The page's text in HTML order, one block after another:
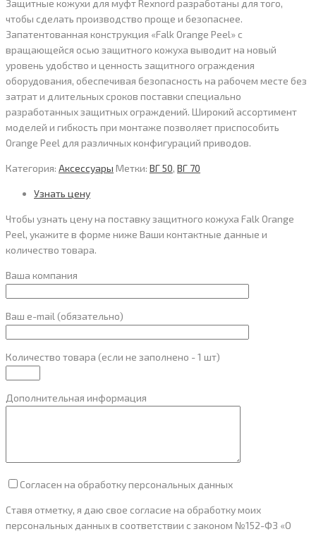
Защитные кожухи для муфт Rexnord разработаны для того,
чтобы сделать производство проще и безопаснее.
Запатентованная конструкция «Falk Orange Peel» с
вращающейся осью защитного кожуха выводит на новый
уровень удобство и ценность защитного ограждения
оборудования, обеспечивая безопасность на рабочем месте без
затрат и длительных сроков поставки специально
разработанных защитных ограждений. Широкий ассортимент
моделей и гибкость при монтаже позволяет приспособить
Orange Peel для различных конфигураций приводов.
Категория: Аксессуары Метки: ВГ 50, ВГ 70
Узнать цену
Чтобы узнать цену на поставку защитного кожуха Falk Orange
Peel, укажите в форме ниже Ваши контактные данные и
количество товара.
Ваша компания
Ваш e-mail (обязательно)
Количество товара (если не заполнено - 1 шт)
Дополнительная информация
Согласен на обработку персональных данных
Ставя отметку, я даю свое согласие на обработку моих
персональных данных в соответствии с законом №152-ФЗ «О